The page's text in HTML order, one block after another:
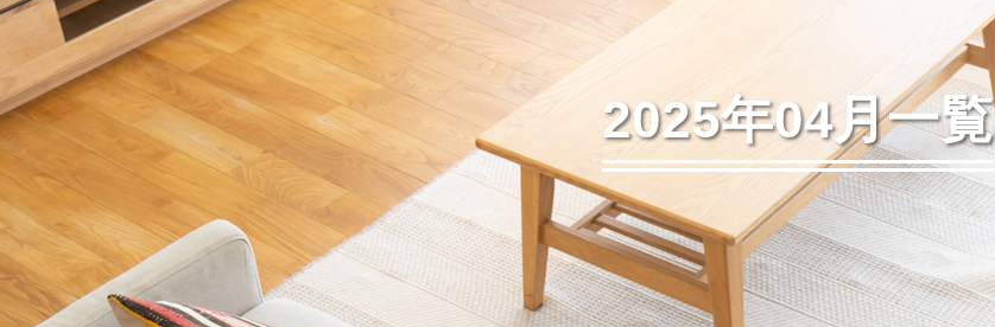
2025年04月一覧